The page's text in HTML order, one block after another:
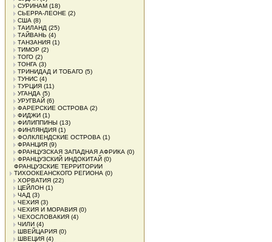
СУРИНАМ (18)
СЬЕРРА-ЛЕОНЕ (2)
США (8)
ТАИЛАНД (25)
ТАЙВАНЬ (4)
ТАНЗАНИЯ (1)
ТИМОР (2)
ТОГО (2)
ТОНГА (3)
ТРИНИДАД И ТОБАГО (5)
ТУНИС (4)
ТУРЦИЯ (11)
УГАНДА (5)
УРУГВАЙ (6)
ФАРЕРСКИЕ ОСТРОВА (2)
ФИДЖИ (1)
ФИЛИППИНЫ (13)
ФИНЛЯНДИЯ (1)
ФОЛКЛЕНДСКИЕ ОСТРОВА (1)
ФРАНЦИЯ (9)
ФРАНЦУЗСКАЯ ЗАПАДНАЯ АФРИКА (0)
ФРАНЦУЗСКИЙ ИНДОКИТАЙ (0)
ФРАНЦУЗСКИЕ ТЕРРИТОРИИ
ТИХООКЕАНСКОГО РЕГИОНА (0)
ХОРВАТИЯ (22)
ЦЕЙЛОН (1)
ЧАД (3)
ЧЕХИЯ (3)
ЧЕХИЯ И МОРАВИЯ (0)
ЧЕХОСЛОВАКИЯ (4)
ЧИЛИ (4)
ШВЕЙЦАРИЯ (0)
ШВЕЦИЯ (4)